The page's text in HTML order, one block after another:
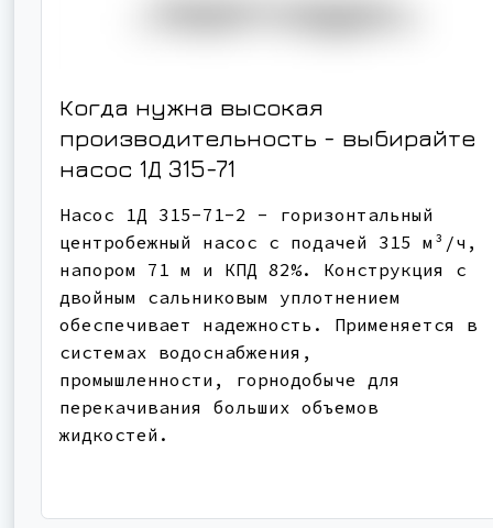
Когда нужна высокая
производительность - выбирайте
насос 1Д 315-71
Насос 1Д 315-71-2 - горизонтальный
центробежный насос с подачей 315 м³/ч,
напором 71 м и КПД 82%. Конструкция с
двойным сальниковым уплотнением
обеспечивает надежность. Применяется в
системах водоснабжения,
промышленности, горнодобыче для
перекачивания больших объемов
жидкостей.